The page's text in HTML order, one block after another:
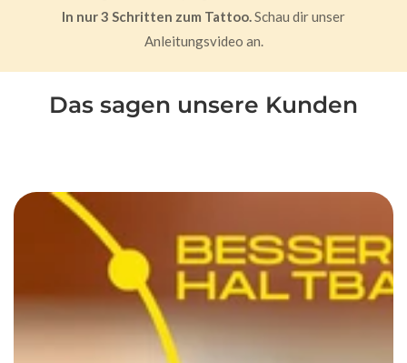
In nur 3 Schritten zum Tattoo.Schau dir unser
Anleitungsvideo an.
Das sagen unsere Kunden